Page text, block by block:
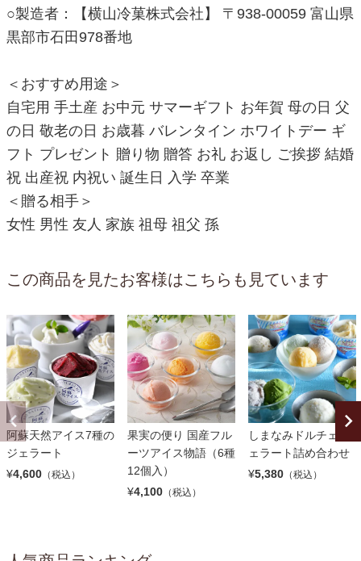
○製造者：【横山冷菓株式会社】 〒938-00059 富山県
黒部市石田978番地
＜おすすめ用途＞
自宅用 手土産 お中元 サマーギフト お年賀 母の日 父
の日 敬老の日 お歳暮 バレンタイン ホワイトデー ギ
フト プレゼント 贈り物 贈答 お礼 お返し ご挨拶 結婚
祝 出産祝 内祝い 誕生日 入学 卒業
＜贈る相手＞
女性 男性 友人 家族 祖母 祖父 孫
この商品を見たお客様はこちらも見ています
阿蘇天然アイス7種の
ジェラート
¥4,600 （税込）
果実の便り 国産フル
ーツアイス物語（6種
12個入）
¥4,100 （税込）
しまなみドルチェ ジ
ェラート詰め合わせ
¥5,380 （税込）